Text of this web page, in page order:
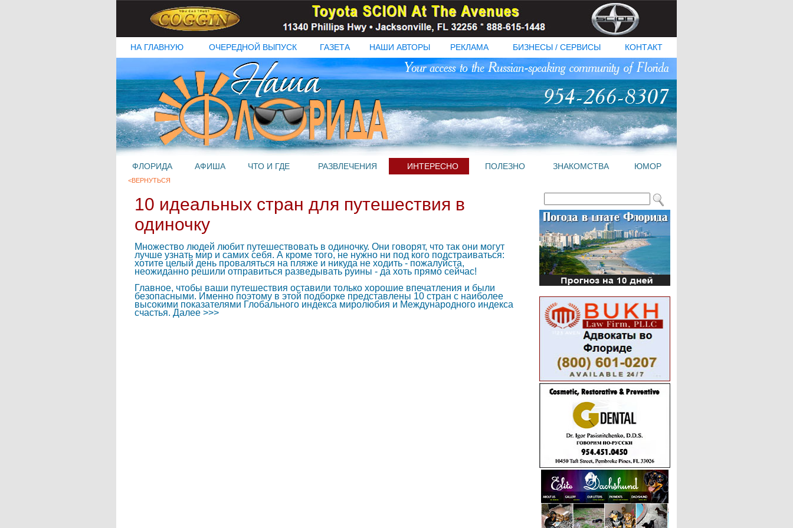
НА ГЛАВНУЮ ОЧЕРЕДНОЙ ВЫПУСК ГАЗЕТА НАШИ АВТОРЫ РЕКЛАМА БИЗНЕСЫ / СЕРВИСЫ КОНТАКТ
ФЛОРИДА АФИША ЧТО И ГДЕ РАЗВЛЕЧЕНИЯ ИНТЕРЕСНО ПОЛЕЗНО ЗНАКОМСТВА ЮМОР
<ВЕРНУТЬСЯ
10 идеальных стран для путешествия в
одиночку
Множество людей любит путешествовать в одиночку. Они говорят, что так они могут
лучше узнать мир и самих себя. А кроме того, не нужно ни под кого подстраиваться:
хотите целый день проваляться на пляже и никуда не ходить - пожалуйста,
неожиданно решили отправиться разведывать руины - да хоть прямо сейчас!
Главное, чтобы ваши путешествия оставили только хорошие впечатления и были
безопасными. Именно поэтому в этой подборке представлены 10 стран с наиболее
высокими показателями Глобального индекса миролюбия и Международного индекса
счастья. Далее >>>